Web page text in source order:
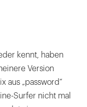
kennt, haben
Version
aus „password“
Surfer nicht mal